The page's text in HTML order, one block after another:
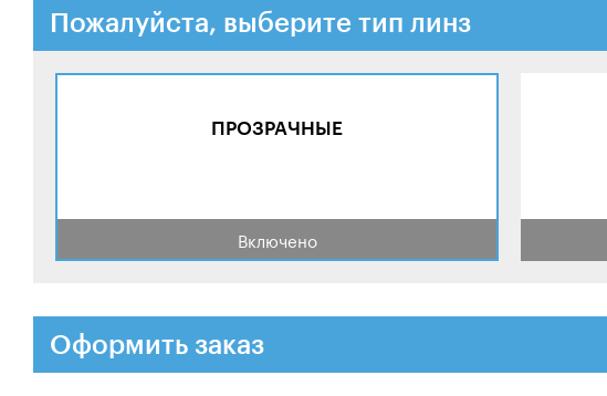
Пожалуйста, выберите тип линз
ПРОЗРАЧНЫЕ
Включено
Оформить заказ